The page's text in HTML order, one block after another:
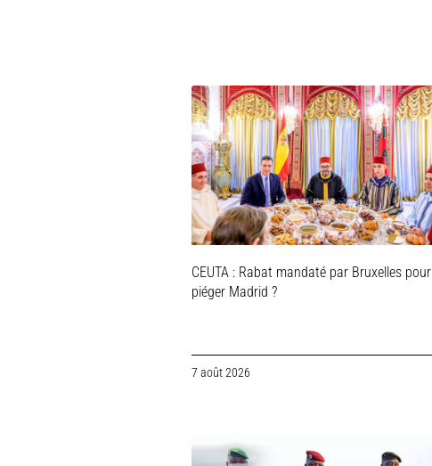
CEUTA : Rabat mandaté par Bruxelles pour
piéger Madrid ?
7 août 2026